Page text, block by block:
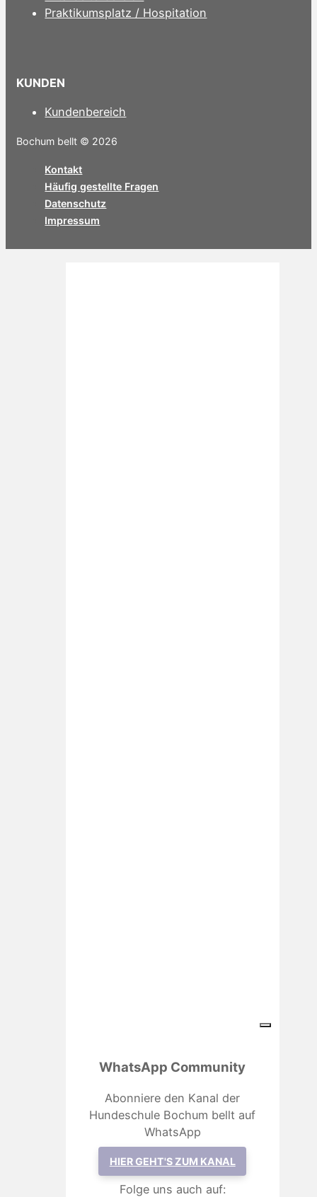
Praktikumsplatz / Hospitation
KUNDEN
Kundenbereich
Bochum bellt © 2026
Kontakt
Häufig gestellte Fragen
Datenschutz
Impressum
WhatsApp Community
Abonniere den Kanal der
Hundeschule Bochum bellt auf
WhatsApp
HIER GEHT'S ZUM KANAL
Folge uns auch auf: